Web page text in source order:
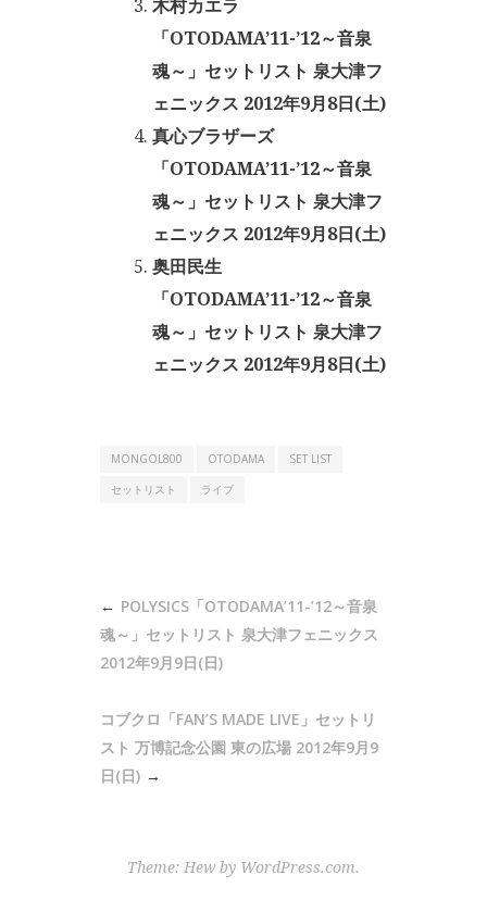
木村カエラ
「OTODAMA’11-’12～音泉
魂～」セットリスト 泉大津フ
ェニックス 2012年9月8日(土)
真心ブラザーズ
「OTODAMA’11-’12～音泉
魂～」セットリスト 泉大津フ
ェニックス 2012年9月8日(土)
奥田民生
「OTODAMA’11-’12～音泉
魂～」セットリスト 泉大津フ
ェニックス 2012年9月8日(土)
MONGOL800 OTODAMA
SET LIST
セットリスト
ライブ
POLYSICS「OTODAMA’11-’12～音泉
魂～」セットリスト 泉大津フェニックス
2012年9月9日(日)
コブクロ「FAN’S MADE LIVE」セットリ
スト 万博記念公園 東の広場 2012年9月9
日(日)
Theme: Hew by WordPress.com.